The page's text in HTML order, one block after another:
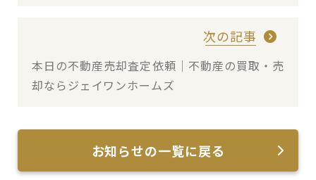
次の記事
本日の不動産売却査定依頼｜不動産の買取・売
却ならジェイワンホームズ
お知らせの一覧に戻る